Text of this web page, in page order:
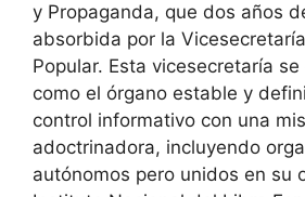
y Propaganda, que dos años
absorbida por la
Popular. Esta vicesecretaría
como el órgano estable y
control informativo con una
adoctrinadora, incluyendo
autónomos pero unidos en su